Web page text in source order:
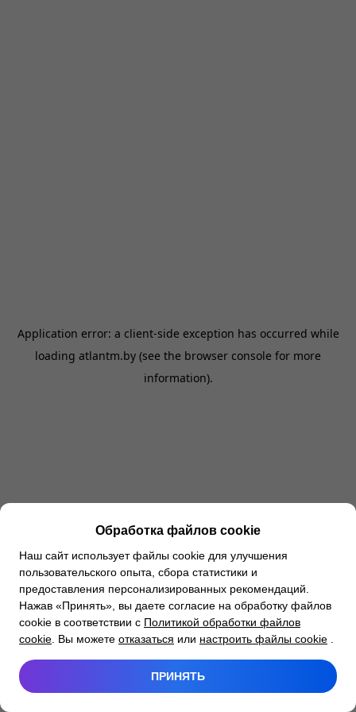
Application error: a client-side exception has occurred while
loading atlantm.by (see the browser console for more
information).
Обработка файлов cookie
Наш сайт использует файлы cookie для улучшения
пользовательского опыта, сбора статистики и
предоставления персонализированных рекомендаций.
Нажав «Принять», вы даете согласие на обработку файлов
cookie в соответствии с Политикой обработки файлов
cookie . Вы можете отказаться или настроить файлы cookie
ПРИНЯТЬ